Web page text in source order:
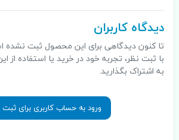
دیدگاه کاربران
تا کنون دیدگاهی برای این محصول ثبت
با ثبت نظر، تجربه خود در خرید یا استفاده از
به اشتراک بگذارید.
ورود به حساب کاربری برای ثبت